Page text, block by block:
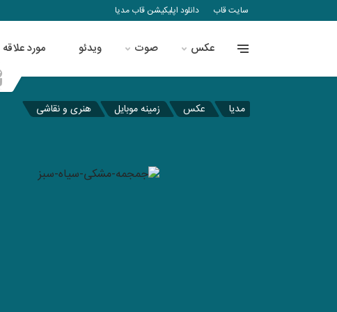
سایت قاب دانلود اپلیکیشن قاب مدیا
عکس صوت ویدئو مورد علاقه
مدیا عکس زمینه موبایل هنری و نقاشی